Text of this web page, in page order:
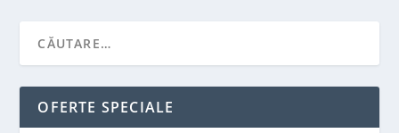
OFERTE SPECIALE